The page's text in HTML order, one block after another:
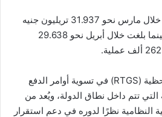
كما بلغت قيمة المدفوعات خلال مارس نحو 31.937 تريليون جنيه
عبر 261.099 ألف عملية، بينما بلغت خلال أبريل نحو 29.638
ويستخدم نظام التسوية اللحظية (RTGS) في تسوية أوامر الدفع
التي تتم داخل نطاق الدولة، ويُعد من
النظامية نظرًا لدوره في دعم استقرار